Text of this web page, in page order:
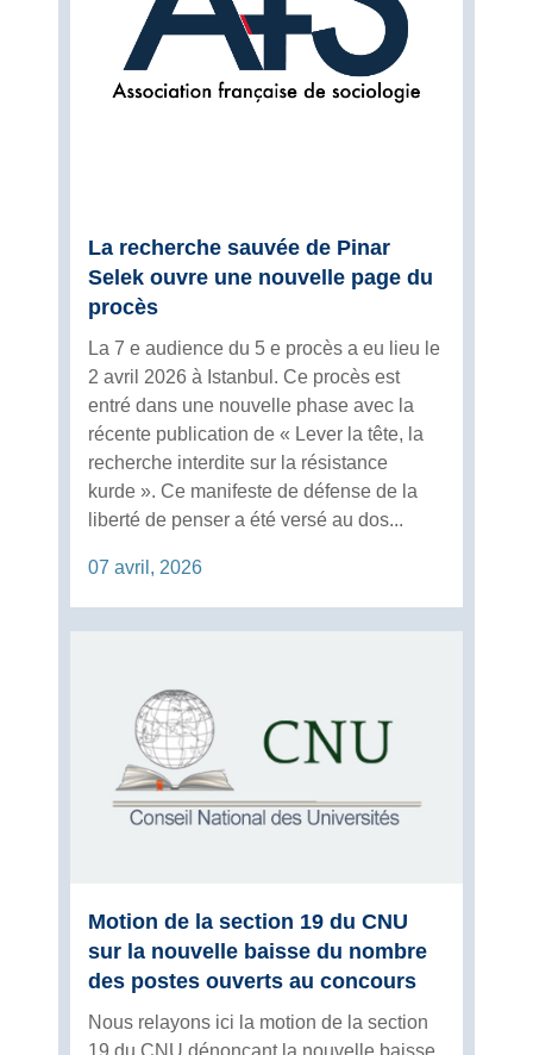
La recherche sauvée de Pinar
Selek ouvre une nouvelle page du
procès
La 7 e audience du 5 e procès a eu lieu le
2 avril 2026 à Istanbul. Ce procès est
entré dans une nouvelle phase avec la
récente publication de « Lever la tête, la
recherche interdite sur la résistance
kurde ». Ce manifeste de défense de la
liberté de penser a été versé au dos...
07 avril, 2026
Motion de la section 19 du CNU
sur la nouvelle baisse du nombre
des postes ouverts au concours
Nous relayons ici la motion de la section
19 du CNU dénonçant la nouvelle baisse